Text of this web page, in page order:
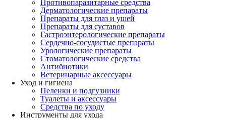
Противопаразитарные средства
Дерматологические препараты
Препараты для глаз и ушей
Препараты для суставов
Гастроэнтерологические препараты
Сердечно-сосудистые препараты
Урологические препараты
Стоматологические средства
Антибиотики
Ветеринарные аксессуары
Уход и гигиена
Пеленки и подгузники
Туалеты и аксессуары
Средства по уходу
Инструменты для ухода